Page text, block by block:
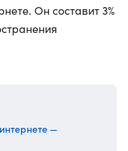
Он составит 3%
—